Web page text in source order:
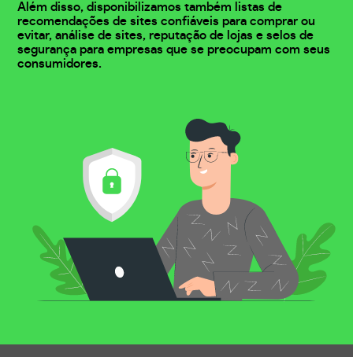
Além disso, disponibilizamos também listas de
recomendações de sites confiáveis para comprar ou
evitar, análise de sites, reputação de lojas e selos de
segurança para empresas que se preocupam com seus
consumidores.